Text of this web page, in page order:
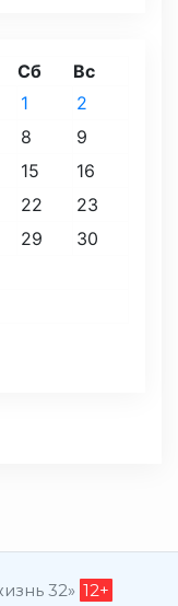
Сб Вс
1
2
8
9
15
16
22
23
29
30
32» 12+